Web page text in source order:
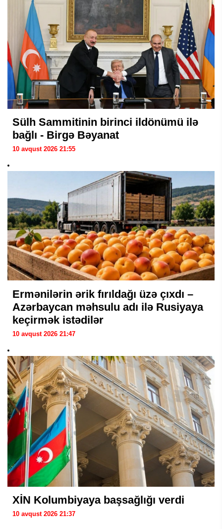
Sülh Sammitinin birinci ildönümü ilə
bağlı - Birgə Bəyanat
10 avqust 2026 21:55
Ermənilərin ərik fırıldağı üzə çıxdı –
Azərbaycan məhsulu adı ilə Rusiyaya
keçirmək istədilər
10 avqust 2026 21:47
XİN Kolumbiyaya başsağlığı verdi
10 avqust 2026 21:37